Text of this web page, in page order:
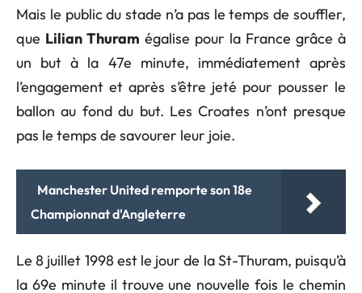
Mais le public du stade n’a pas le temps de souffler,
que Lilian Thuram égalise pour la France grâce à
un but à la 47e minute, immédiatement après
l’engagement et après s’être jeté pour pousser le
ballon au fond du but. Les Croates n’ont presque
pas le temps de savourer leur joie.
Manchester United remporte son 18e
Championnat d'Angleterre
Le 8 juillet 1998 est le jour de la St-Thuram, puisqu’à
la 69e minute il trouve une nouvelle fois le chemin